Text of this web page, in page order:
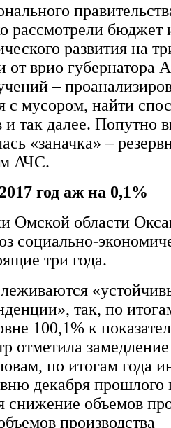
рассмотрели бюджет
развития на
от врио губернатора
–
с мусором, найти
и так далее. Попутно
«заначка» –
АЧС.
год аж на 0,1%
Омской области
социально-
три года.
так, по
100,1% к
отметила
по итогам года
декабря прошлого
снижение объемов
производства